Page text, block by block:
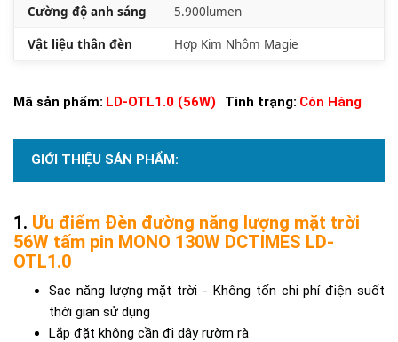
Cường độ anh sáng 5.900lumen
Vật liệu thân đèn Hợp Kim Nhôm Magie
Mã sản phẩm: LD-OTL1.0 (56W) Tình trạng: Còn Hàng
GIỚI THIỆU SẢN PHẨM:
Ưu điểm Đèn đường năng lượng mặt trời
56W tấm pin MONO 130W DCTIMES LD-
OTL1.0
Sạc năng lượng mặt trời - Không tốn chi phí điện suốt
thời gian sử dụng
Lắp đặt không cần đi dây rườm rà